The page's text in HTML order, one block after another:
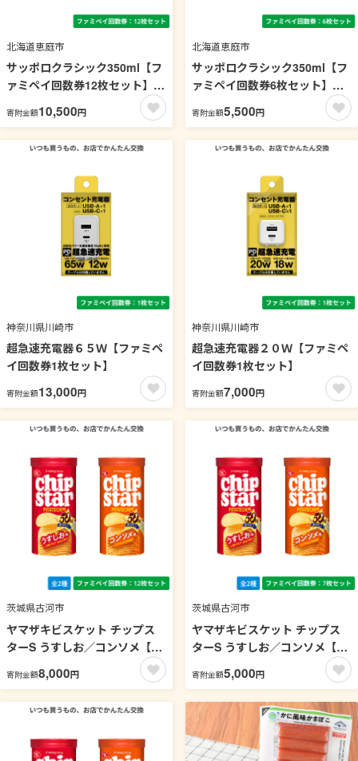
北海道恵庭市
サッポロクラシック350ml【フ
ァミペイ回数券12枚セット】
寄附金額10,500円
北海道恵庭市
サッポロクラシック350ml【フ
ァミペイ回数券6枚セット】
寄附金額5,500円
神奈川県川崎市
超急速充電器６５Ｗ【ファミペ
イ回数券1枚セット】
寄附金額13,000円
神奈川県川崎市
超急速充電器２０Ｗ【ファミペ
イ回数券1枚セット】
寄附金額7,000円
茨城県古河市
ヤマザキビスケット チップス
ターS うすしお／コンソメ【フ
ァミペイ回数券12枚セット】
寄附金額8,000円
茨城県古河市
ヤマザキビスケット チップス
ターS うすしお／コンソメ【フ
ァミペイ回数券7枚セット】
寄附金額5,000円